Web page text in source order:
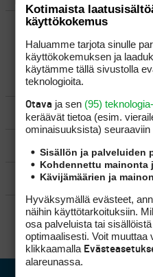
UUSIMMAT
YLEISTÄ
VÄLINEET
MATKAILU
KILPAGOLF &
SÄÄNNÖT
Kotimaista
käyttökokemus
Haluamme tarjota sinulle
käyttökokemuksen ja
käytämme tällä sivustolla
teknologioita.
Otava ja sen (95)
keräävät tietoa (esim.
ominaisuuk­sista)
Sisällön ja palveluiden
Kohdennettu mainonta
Kävijämäärien ja
Hyväksymällä evästeet,
näihin käyttötarkoituksiin.
osa palveluista tai
optimaalisesti. Voit muuttaa
klikkaamalla
alareunassa.